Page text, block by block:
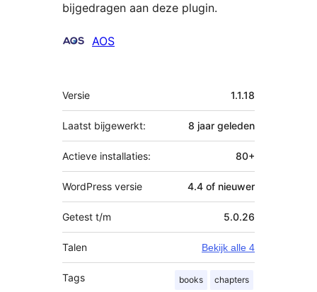
bijgedragen aan deze plugin.
Bijdragers
AOS
Meta
Versie 1.1.18
Laatst bijgewerkt: 8 jaar geleden
Actieve installaties: 80+
WordPress versie 4.4 of nieuwer
Getest t/m 5.0.26
Talen Bekijk alle 4
Tags books chapters